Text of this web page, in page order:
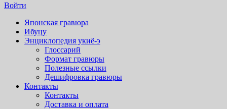
Войти
Японская гравюра
Ибуцу
Энциклопедия укиё-э
Глоссарий
Формат гравюры
Полезные ссылки
Дешифровка гравюры
Контакты
Контакты
Доставка и оплата